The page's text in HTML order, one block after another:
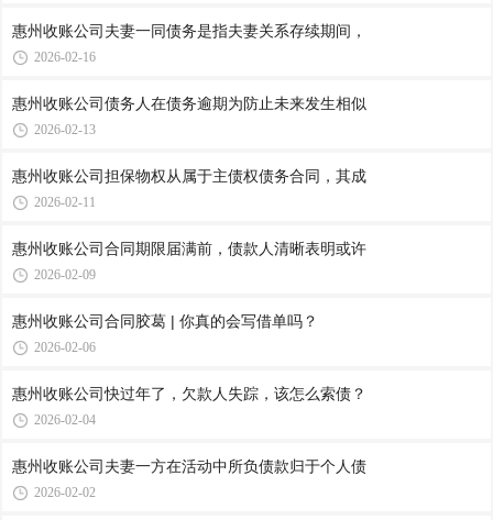
惠州收账公司​夫妻一同债务是指夫妻关系存续期间，
2026-02-16
惠州收账公司​债务人在债务逾期为防止未来发生相似
2026-02-13
惠州收账公司​担保物权从属于主债权债务合同，其成
2026-02-11
惠州收账公司​合同期限届满前，债款人清晰表明或许
2026-02-09
惠州收账公司合同胶葛 | 你真的会写借单吗？
2026-02-06
惠州收账公司​快过年了，欠款人失踪，该怎么索债？
2026-02-04
惠州收账公司​夫妻一方在活动中所负债款归于个人债
2026-02-02